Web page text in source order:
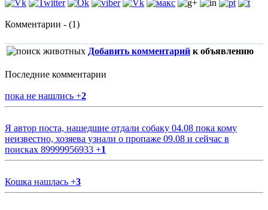
Комментарии - (1)
Добавить комментарий к объявлению
Последние комментарии
пока не нашлись +2
Я автор поста, нашедшие отдали собаку 04.08 пока кому
неизвестно, хозяева узнали о пропаже 09.08 и сейчас в
поисках 89999956933 +1
Кошка нашлась +3